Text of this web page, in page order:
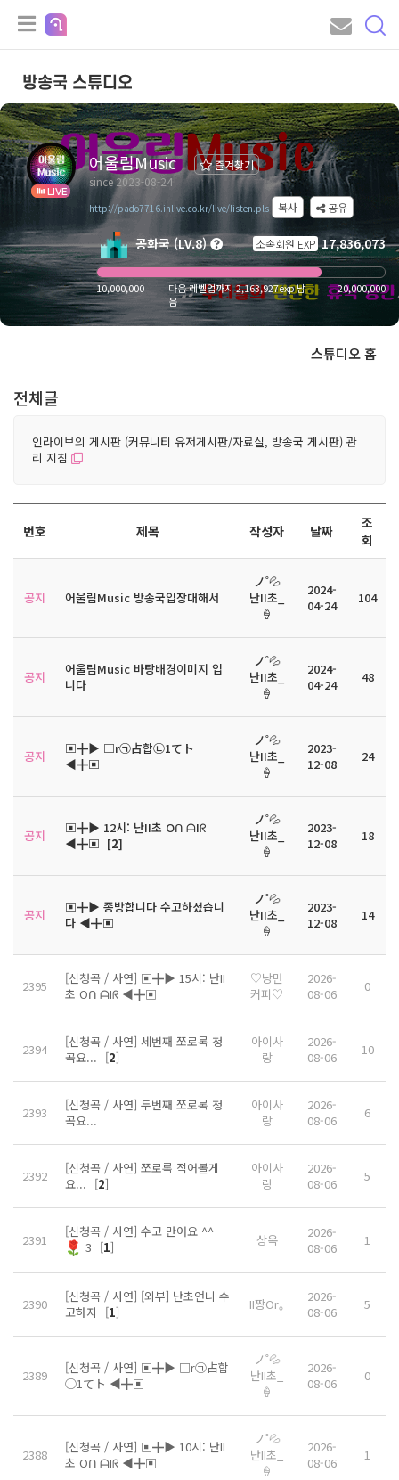
방송국 스튜디오
LIVE
어울림Music
즐겨찾기
since 2023-08-24
http://pado7716.inlive.co.kr/live/listen.pls 복사 공유
공화국 (LV.8) 소속회원 EXP17,836,073
10,000,000
다음 레벨업까지 2,163,927exp 남
음
20,000,000
스튜디오 홈
전체글
인라이브의 게시판 (커뮤니티 유저게시판/자료실, 방송국 게시판) 관
리 지침
번호 제목 작성자 날짜
조
회
공지 어울림Music 방송국입장대해서
ノ˚💦
난II초_
🍦
2024-
04-24
104
공지
어울림Music 바탕배경이미지 입
니다
ノ˚💦
난II초_
🍦
2024-
04-24
48
공지
▣╋▶ □r㉠占합㉡1てト
◀╋▣
ノ˚💦
난II초_
🍦
2023-
12-08
24
공지
▣╋▶ 12시: 난II초 Oᑎ ᗩIᖇ
◀╋▣ [2]
ノ˚💦
난II초_
🍦
2023-
12-08
18
공지
▣╋▶ 종방합니다 수고하셨습니
다 ◀╋▣
ノ˚💦
난II초_
🍦
2023-
12-08
14
2395
[신청곡 / 사연] ▣╋▶ 15시: 난II
초 Oᑎ ᗩIᖇ ◀╋▣
♡낭만
커피♡
2026-
08-06
0
2394
[신청곡 / 사연] 세번째 쪼로록 청
곡요... [2]
아이사
랑
2026-
08-06
10
2393
[신청곡 / 사연] 두번째 쪼로록 청
곡요...
아이사
랑
2026-
08-06
6
2392
[신청곡 / 사연] 쪼로록 적어볼게
요... [2]
아이사
랑
2026-
08-06
5
2391
[신청곡 / 사연] 수고 만어요 ^^
3 [1] 상옥
2026-
08-06
1
2390
[신청곡 / 사연] [외부] 난초언니 수
고하자 [1] II짱Or｡
2026-
08-06
5
2389
[신청곡 / 사연] ▣╋▶ □r㉠占합
㉡1てト ◀╋▣
ノ˚💦
난II초_
🍦
2026-
08-06
0
2388
[신청곡 / 사연] ▣╋▶ 10시: 난II
초 Oᑎ ᗩIᖇ ◀╋▣
ノ˚💦
난II초_
🍦
2026-
08-06
1